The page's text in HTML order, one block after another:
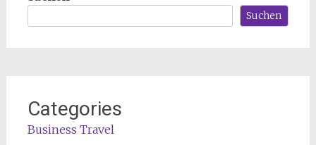
Suchen
Categories
Business Travel